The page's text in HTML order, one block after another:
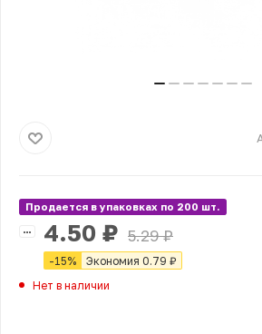
Продается в упаковках по 200 шт.
4.50 ₽ 5.29₽
-15% Экономия 0.79 ₽
Нет в наличии